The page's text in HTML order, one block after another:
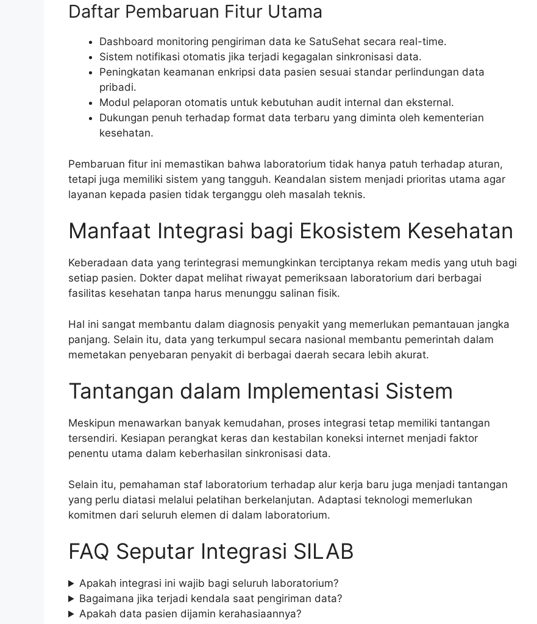
Daftar Pembaruan Fitur Utama
Dashboard monitoring pengiriman data ke SatuSehat secara real-time.
Sistem notifikasi otomatis jika terjadi kegagalan sinkronisasi data.
Peningkatan keamanan enkripsi data pasien sesuai standar perlindungan data
pribadi.
Modul pelaporan otomatis untuk kebutuhan audit internal dan eksternal.
Dukungan penuh terhadap format data terbaru yang diminta oleh kementerian
kesehatan.
Pembaruan fitur ini memastikan bahwa laboratorium tidak hanya patuh terhadap aturan,
tetapi juga memiliki sistem yang tangguh. Keandalan sistem menjadi prioritas utama agar
layanan kepada pasien tidak terganggu oleh masalah teknis.
Manfaat Integrasi bagi Ekosistem Kesehatan
Keberadaan data yang terintegrasi memungkinkan terciptanya rekam medis yang utuh bagi
setiap pasien. Dokter dapat melihat riwayat pemeriksaan laboratorium dari berbagai
fasilitas kesehatan tanpa harus menunggu salinan fisik.
Hal ini sangat membantu dalam diagnosis penyakit yang memerlukan pemantauan jangka
panjang. Selain itu, data yang terkumpul secara nasional membantu pemerintah dalam
memetakan penyebaran penyakit di berbagai daerah secara lebih akurat.
Tantangan dalam Implementasi Sistem
Meskipun menawarkan banyak kemudahan, proses integrasi tetap memiliki tantangan
tersendiri. Kesiapan perangkat keras dan kestabilan koneksi internet menjadi faktor
penentu utama dalam keberhasilan sinkronisasi data.
Selain itu, pemahaman staf laboratorium terhadap alur kerja baru juga menjadi tantangan
yang perlu diatasi melalui pelatihan berkelanjutan. Adaptasi teknologi memerlukan
komitmen dari seluruh elemen di dalam laboratorium.
FAQ Seputar Integrasi SILAB
Apakah integrasi ini wajib bagi seluruh laboratorium?
Bagaimana jika terjadi kendala saat pengiriman data?
Apakah data pasien dijamin kerahasiaannya?